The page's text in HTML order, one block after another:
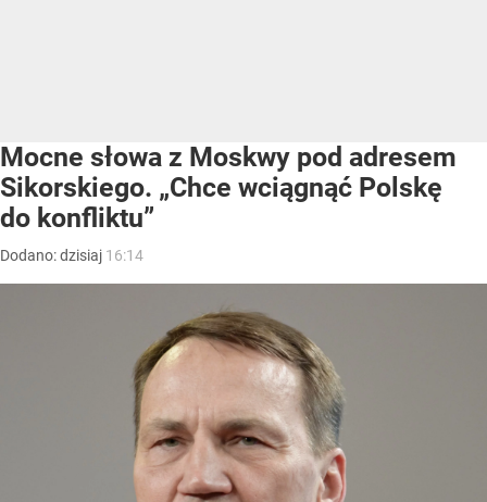
Mocne słowa z Moskwy pod adresem
Sikorskiego. „Chce wciągnąć Polskę
do konfliktu”
Dodano:dzisiaj 16:14